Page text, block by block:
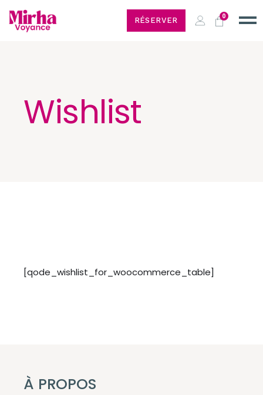
RÉSERVER
0
Wishlist
[qode_wishlist_for_woocommerce_table]
À PROPOS